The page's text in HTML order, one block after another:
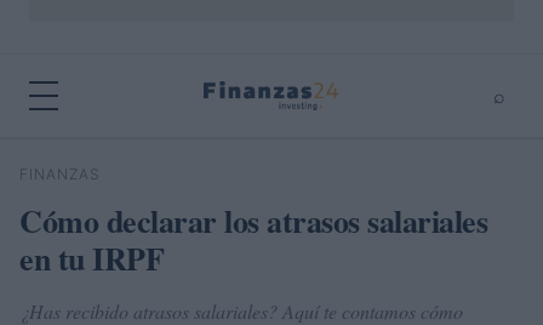
⌕
Buscar
FINANZAS
Cómo declarar los atrasos salariales
en tu IRPF
¿Has recibido atrasos salariales? Aquí te contamos cómo